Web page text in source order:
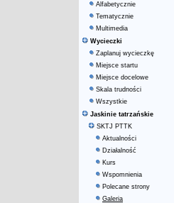
Alfabetycznie
Tematycznie
Multimedia
Wycieczki
Zaplanuj wycieczkę
Miejsce startu
Miejsce docelowe
Skala trudności
Wszystkie
Jaskinie tatrzańskie
SKTJ PTTK
Aktualności
Działalność
Kurs
Wspomnienia
Polecane strony
Galeria